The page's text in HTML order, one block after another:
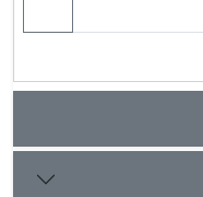
از موارد کیفیت یک
پاسخ و یک یا چند
می-شود که می تواند
باشد. از آن جا که
های خروجی از
است، در این مقاله به
های خطی ساده در